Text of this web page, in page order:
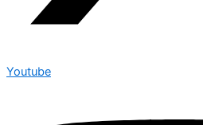
Youtube